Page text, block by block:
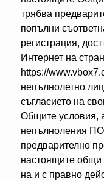
трябва
попълни
регистрация,
Интернет на
https://
непълнолетно
съгласието на
Общите условия,
непълноления
предварително
настоящите общи
на и с правно